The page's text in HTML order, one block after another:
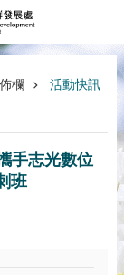
欄 活動快訊
手志光數位
班